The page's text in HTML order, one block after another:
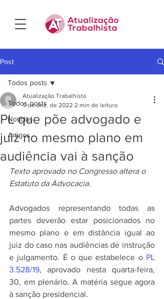
Post
Todos posts
Notícias
Artigos
Todos posts
PL que põe advogado e
juiz no mesmo plano em
audiência vai à sanção
Atualização Trabalhista
5 de dez. de 2022 2 min de leitura
Texto aprovado no Congresso altera o
Estatuto da Advocacia.
Advogados representando todas as
partes deverão estar posicionados no
mesmo plano e em distância igual ao
juiz do caso nas audiências de instrução
e julgamento. É o que estabelece o PL
3.528/19, aprovado nesta quarta-feira,
30, em plenário. A matéria segue agora
à sanção presidencial.